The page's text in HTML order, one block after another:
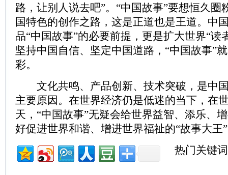
路，让别人说去吧”。“中国故事”要想恒久圈
国特色的创作之路，这是正道也是王道。中
品“中国故事”的必要前提，更是扩大世界“读
坚持中国自信、坚定中国道路，“中国故事”
彩。
文化共鸣、产品创新、技术突破，是中
主要原因。在世界经济仍是低迷的当下，在
天，“中国故事”无疑会给世界益智、添乐、
好促进世界和谐、增进世界福祉的“故事大王
热门关键